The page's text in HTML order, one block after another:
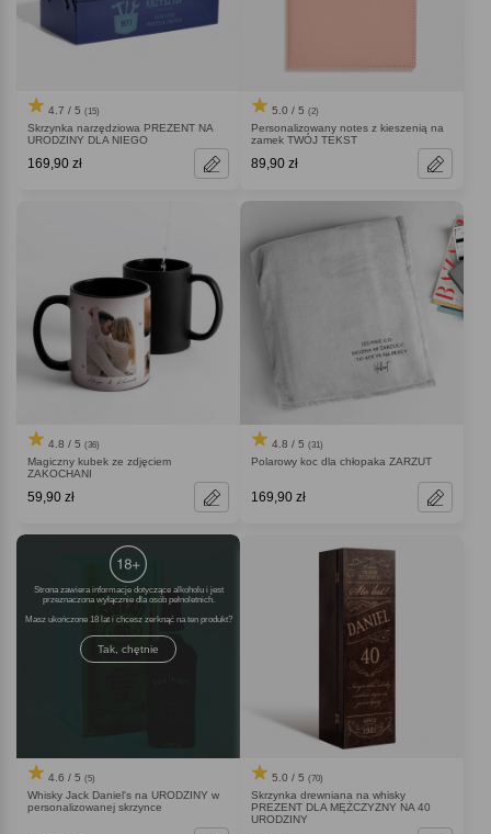
4.7 / 5 (15)
Skrzynka narzędziowa PREZENT NA
URODZINY DLA NIEGO
169,90 zł
5.0 / 5 (2)
Personalizowany notes z kieszenią na
zamek TWÓJ TEKST
89,90 zł
4.8 / 5 (36)
Magiczny kubek ze zdjęciem
ZAKOCHANI
59,90 zł
4.8 / 5 (31)
Polarowy koc dla chłopaka ZARZUT
169,90 zł
Strona zawiera informacje dotyczące alkoholu i jest
przeznaczona wyłącznie dla osób pełnoletnich.
Masz ukończone 18 lat i chcesz zerknąć na ten produkt
Tak, chętnie
4.6 / 5 (5)
Whisky Jack Daniel's na URODZINY w
personalizowanej skrzynce
5.0 / 5 (70)
Skrzynka drewniana na whisky
PREZENT DLA MĘŻCZYZNY NA 40
URODZINY